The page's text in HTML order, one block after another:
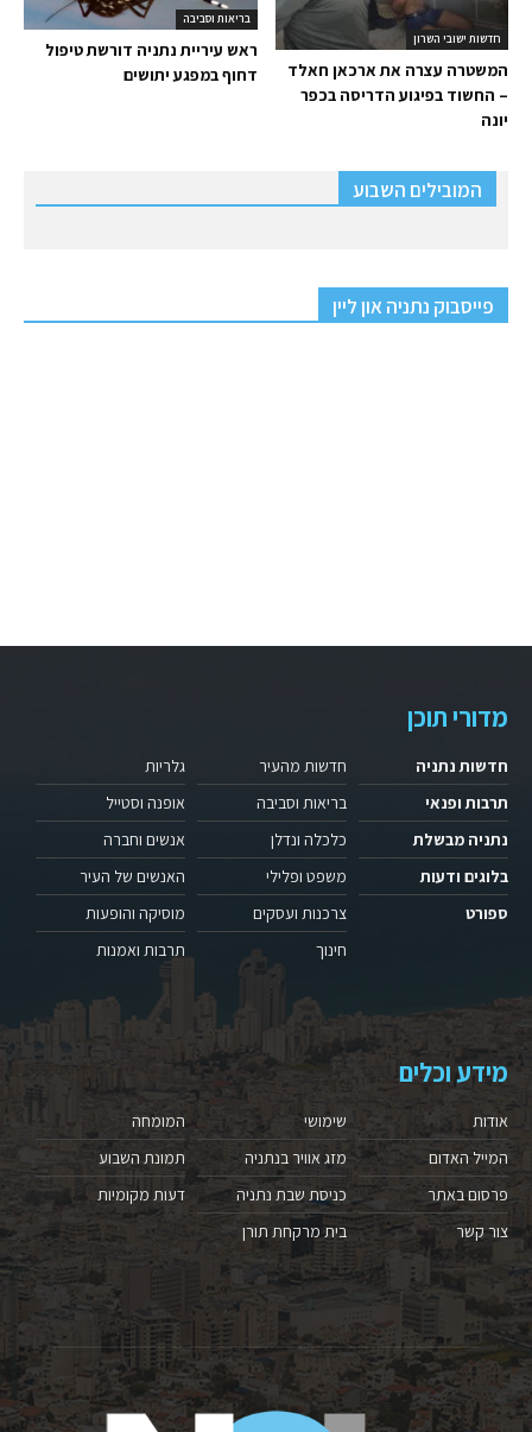
בריאות וסביבה
ראש עיריית נתניה דורשת טיפול
דחוף במפגע יתושים
חדשות ישובי השרון
המשטרה עצרה את ארכאן חאלד
– החשוד בפיגוע הדריסה בכפר
יונה
המובילים השבוע
פייסבוק נתניה און ליין
מדורי תוכן
חדשות נתניה
תרבות ופנאי
נתניה מבשלת
בלוגים ודעות
ספורט
חדשות מהעיר
בריאות וסביבה
כלכלה ונדלן
משפט ופלילי
צרכנות ועסקים
חינוך
גלריות
אופנה וסטייל
אנשים וחברה
האנשים של העיר
מוסיקה והופעות
תרבות ואמנות
מידע וכלים
אודות
המייל האדום
פרסום באתר
צור קשר
שימושי
מזג אוויר בנתניה
כניסת שבת נתניה
בית מרקחת תורן
המומחה
תמונת השבוע
דעות מקומיות